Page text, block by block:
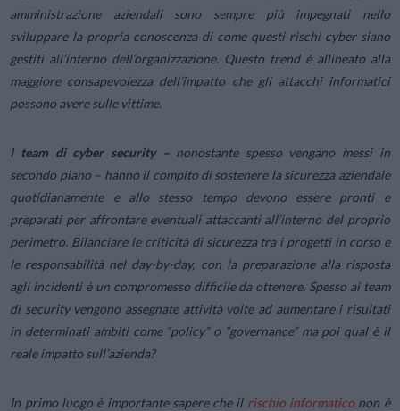
amministrazione aziendali sono sempre più impegnati nello
sviluppare la propria conoscenza di come questi rischi cyber siano
gestiti all’interno dell’organizzazione. Questo trend è allineato alla
maggiore consapevolezza dell’impatto che gli attacchi informatici
possono avere sulle vittime.
I team di cyber security –nonostante spesso vengano messi in
secondo piano – hanno il compito di sostenere la sicurezza aziendale
quotidianamente e allo stesso tempo devono essere pronti e
preparati per affrontare eventuali attaccanti all’interno del proprio
perimetro. Bilanciare le criticità di sicurezza tra i progetti in corso e
le responsabilità nel day-by-day, con la preparazione alla risposta
agli incidenti è un compromesso difficile da ottenere. Spesso ai team
di security vengono assegnate attività volte ad aumentare i risultati
in determinati ambiti come “policy” o “governance” ma poi qual è il
reale impatto sull’azienda?
In primo luogo è importante sapere che il rischio informatico non è